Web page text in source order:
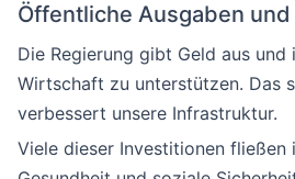
Öffentliche Ausgaben
Die Regierung gibt Geld aus
Wirtschaft zu unterstützen. Das
verbessert unsere Infrastruktur.
Viele dieser Investitionen fließen